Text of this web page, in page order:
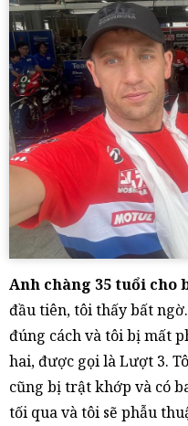
Anh chàng 35 tuổi cho
đầu tiên, tôi thấy bất
đúng cách và tôi bị mất
hai, được gọi là Lượt 3.
cũng bị trật khớp và có
tối qua và tôi sẽ phẫu